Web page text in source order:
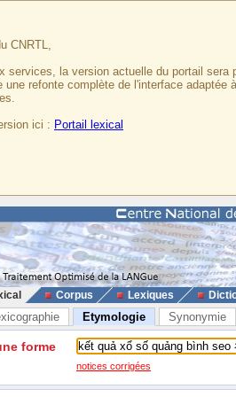
CNRTL,
services, la version actuelle du portail sera
une refonte complète de l'interface
ici : Portail lexical
Corpus Lexiques
Etymologie Synonymie
forme
notices corrigées